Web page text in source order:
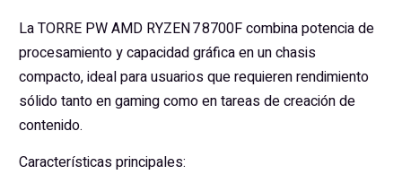
La TORRE PW AMD RYZEN 7 8700F combina potencia de
procesamiento y capacidad gráfica en un chasis
compacto, ideal para usuarios que requieren rendimiento
sólido tanto en gaming como en tareas de creación de
contenido.
Características principales: